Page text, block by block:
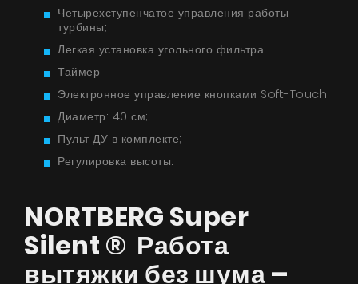
Продукты
Страница дизайнера
Виртуальный салон
Где купить
Галерея
Четырехступенчатое управления работы
турбины;
Легкая установка угольного фильтра;
Таймер;
Электронное управление кнопками Soft-Touch;
Диаметр: 40 см;
Пульт ДУ в комплекте;
Регулировка высоты.
NORTBERG Super
Silent ® Работа
вытяжки без шума –